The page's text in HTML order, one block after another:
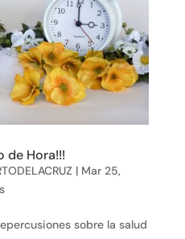
de Hora!!!
| Mar 25,
sobre la salud